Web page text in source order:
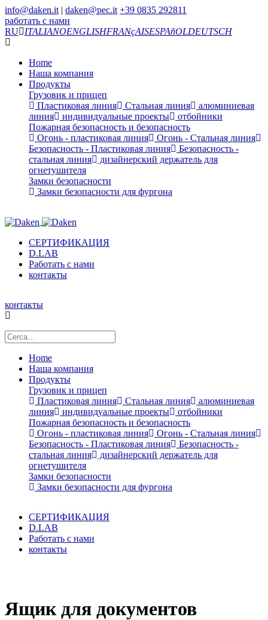
info@daken.it | daken@pec.it +39 0835 292811
работать с нами
RU
ITALIANOENGLISHFRANçAISESPAñOLDEUTSCH
Home
Наша компания
Продукты
Грузовик и прицеп
Пластиковая линия
Стальная линия
алюминиевая
линия
индивидуальные проекты
отбойники
Пожарная безопасность и безопасность
Огонь - пластиковая линия
Огонь - Стальная линия
Безопасность - Пластиковая линия
Безопасность -
стальная линия
дизайнерский держатель для
огнетушителя
Замки безопасности
Замки безопасности для фургона
СЕРТИФИКАЦИЯ
D.LAB
Работать с нами
контакты
контакты
Home
Наша компания
Продукты
Грузовик и прицеп
Пластиковая линия
Стальная линия
алюминиевая
линия
индивидуальные проекты
отбойники
Пожарная безопасность и безопасность
Огонь - пластиковая линия
Огонь - Стальная линия
Безопасность - Пластиковая линия
Безопасность -
стальная линия
дизайнерский держатель для
огнетушителя
Замки безопасности
Замки безопасности для фургона
СЕРТИФИКАЦИЯ
D.LAB
Работать с нами
контакты
Ящик для документов